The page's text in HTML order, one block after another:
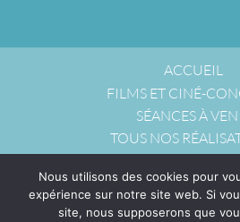
ACCUEIL
FILMS ET CINÉ-
SÉANCES À
TOUS NOS
NOUS
POLITIQUE DE
Nous utilisons des cookies pour
expérience sur notre site web. Si
site, nous supposerons que